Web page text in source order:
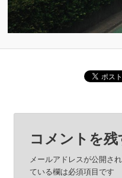
コメントを残
メールアドレスが公開さ
ている欄は必須項目です